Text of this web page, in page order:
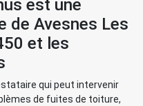
est une
de Avesnes Les
et les
qui peut intervenir
de fuites de toiture,